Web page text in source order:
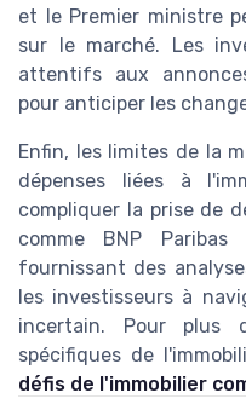
et le Premier ministre
sur le marché. Les
attentifs aux
pour anticiper les
Enfin, les limites de la
dépenses liées à
compliquer la prise de
comme BNP
fournissant des
les investisseurs à
incertain. Pour plus
spécifiques de
défis de l'immobilier